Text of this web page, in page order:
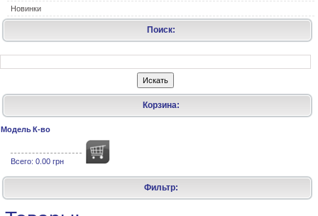
Новинки
Поиск:
Корзина:
Модель К-во
Всего: 0.00 грн
Фильтр: